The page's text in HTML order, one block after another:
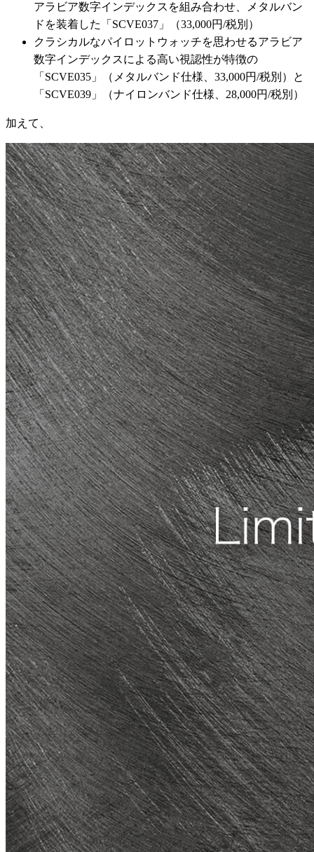
アラビア数字インデックスを組み合わせ、メタルバン
ドを装着した「SCVE037」（33,000円/税別）
クラシカルなパイロットウォッチを思わせるアラビア
数字インデックスによる高い視認性が特徴の
「SCVE035」（メタルバンド仕様、33,000円/税別）と
「SCVE039」（ナイロンバンド仕様、28,000円/税別）
加えて、